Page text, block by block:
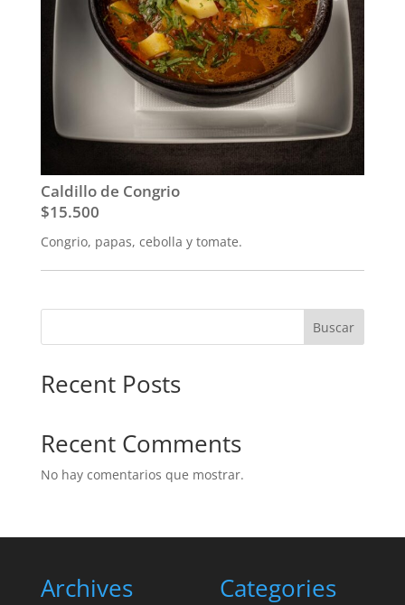
Caldillo de Congrio
$15.500
Congrio, papas, cebolla y tomate.
Buscar
Recent Posts
Recent Comments
No hay comentarios que mostrar.
Archives Categories